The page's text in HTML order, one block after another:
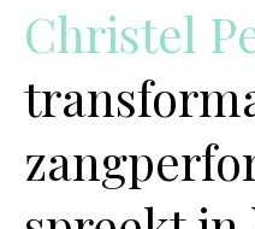
Christel